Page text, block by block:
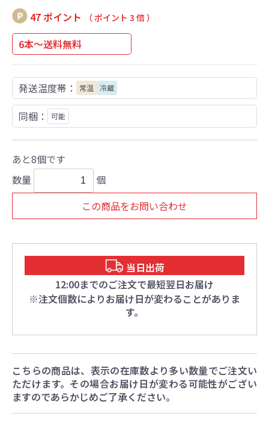
47 ポイント
（ ポイント 3 倍 ）
6本～送料無料
発送温度帯： 常温 冷蔵
同梱： 可能
あと8個です
数量
個
この商品をお問い合わせ
当日出荷
12:00までのご注文で最短翌日お届け
※注文個数によりお届け日が変わることがありま
す。
こちらの商品は、表示の在庫数より多い数量でご注文い
ただけます。その場合お届け日が変わる可能性がござい
ますのであらかじめご了承ください。